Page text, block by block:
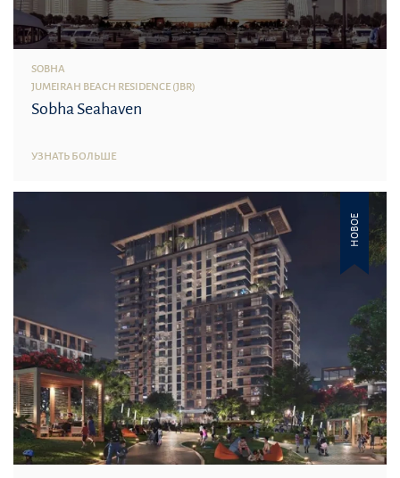
SOBHA
JUMEIRAH BEACH RESIDENCE (JBR)
Sobha Seahaven
УЗНАТЬ БОЛЬШЕ
НОВОЕ